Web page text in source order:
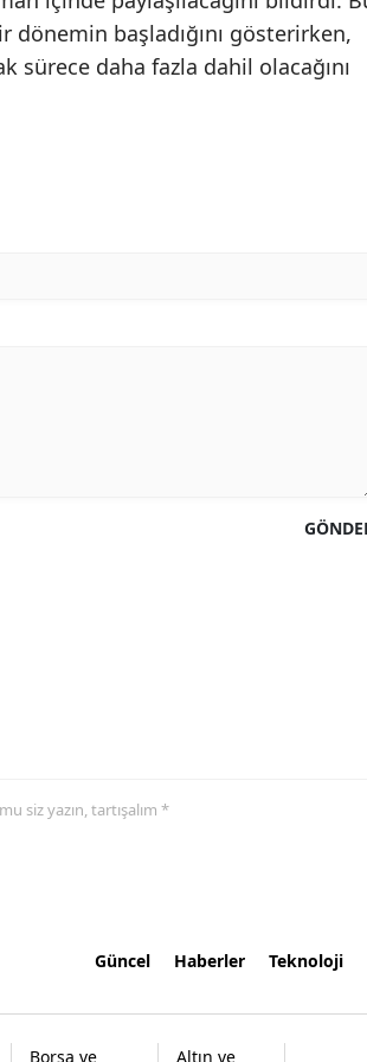
dönemin başladığını gösterirken,
sürece daha fazla dahil olacağını
siz yazın, tartışalım *
Güncel Haberler Teknoloji
Borsa ve Altın ve